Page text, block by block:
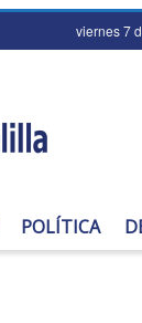
viernes 7
POLÍTICA